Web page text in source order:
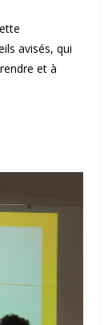
avisés, qui
et à